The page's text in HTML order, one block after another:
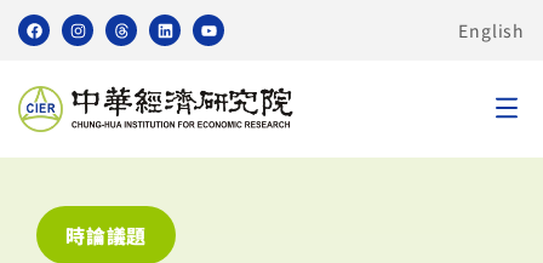
English
時論議題